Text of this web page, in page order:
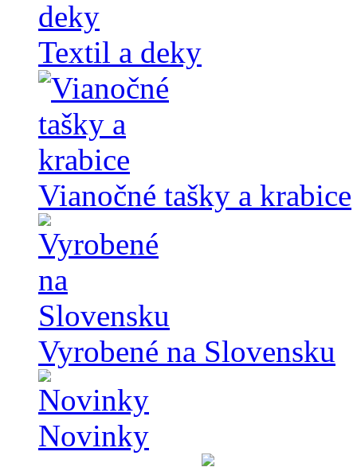
Textil a deky
Vianočné tašky a krabice
Vyrobené na Slovensku
Novinky